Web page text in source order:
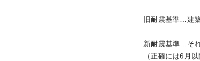
旧耐震基準…建
新耐震基準…そ
（正確には6月